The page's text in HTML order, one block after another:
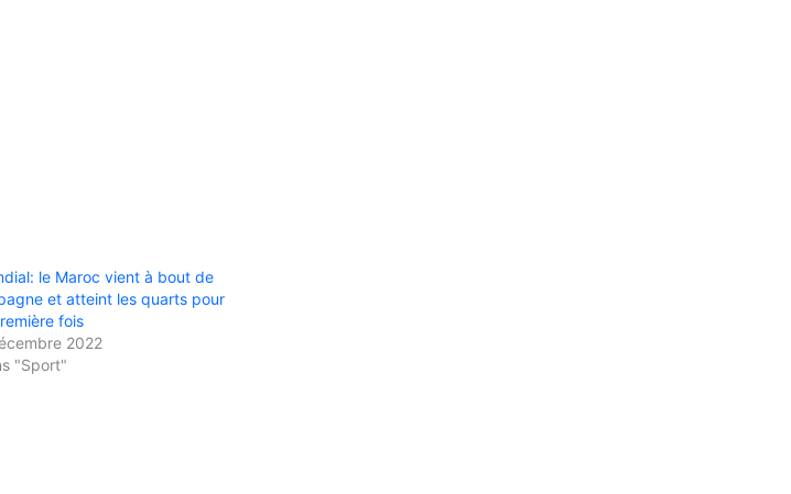
le Maroc vient à bout de
et atteint les quarts pour
fois
2022
"Sport"